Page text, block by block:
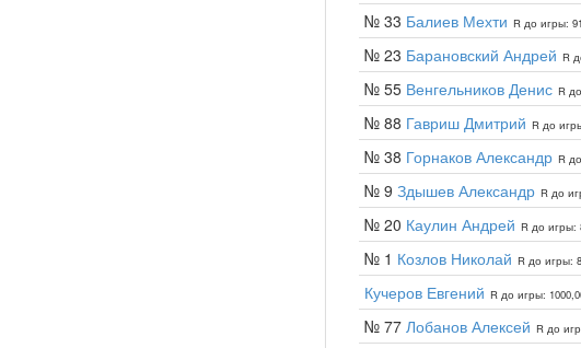
№ 33 Балиев Мехти R до игры:
№ 23 Барановский Андрей R
№ 55 Венгельников Денис R
№ 88 Гавриш Дмитрий R до
№ 38 Горнаков Александр R
№ 9 Здышев Александр R до
№ 20 Каулин Андрей R до игры:
№ 1 Козлов Николай R до игры:
Кучеров Евгений R до игры:
№ 77 Лобанов Алексей R до